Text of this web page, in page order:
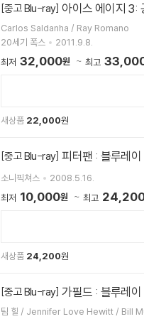
[중고 Blu-ray] 아이스 에이지 3:
Carlos Saldanha / Ray Romano
20세기 폭스
2011.9.8.
최저 32,000원 최고
새상품 22,000원
[중고 Blu-ray] 피터팬 : 블루레이
소니픽쳐스
2008.5.16.
최저 10,000원 최고
새상품 24,200원
[중고 Blu-ray] 가필드 : 블루레이
팀 힐 / Jennifer Love